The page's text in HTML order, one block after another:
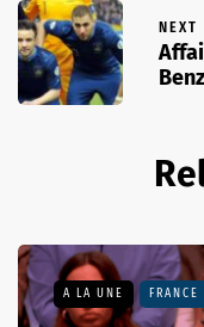
NEXT
A LA UNE FRANCE